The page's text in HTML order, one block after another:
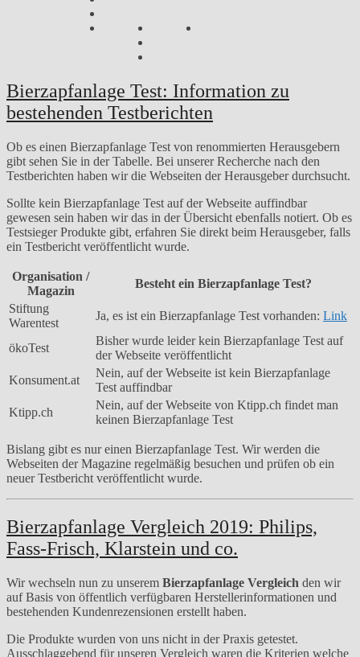
Bierzapfanlage Test: Information zu
bestehenden Testberichten
Ob es einen Bierzapfanlage Test von renommierten Herausgebern
gibt sehen Sie in der Tabelle. Bei unserer Recherche nach den
Testberichten haben wir die Webseiten der Herausgeber durchsucht.
Sollte kein Bierzapfanlage Test auf der Webseite auffindbar
gewesen sein haben wir das in der Übersicht ebenfalls notiert. Ob es
Testsieger Produkte gibt, erfahren Sie direkt beim Herausgeber, falls
ein Testbericht veröffentlicht wurde.
Organisation /
Magazin
Besteht ein Bierzapfanlage Test?
Stiftung
Warentest
Ja, es ist ein Bierzapfanlage Test vorhanden: Link
ökoTest
Bisher wurde leider kein Bierzapfanlage Test auf
der Webseite veröffentlicht
Konsument.at
Nein, auf der Webseite ist kein Bierzapfanlage
Test auffindbar
Ktipp.ch
Nein, auf der Webseite von Ktipp.ch findet man
keinen Bierzapfanlage Test
Bislang gibt es nur einen Bierzapfanlage Test. Wir werden die
Webseiten der Magazine regelmäßig besuchen und prüfen ob ein
neuer Testbericht veröffentlicht wurde.
Bierzapfanlage Vergleich 2019: Philips,
Fass-Frisch, Klarstein und co.
Wir wechseln nun zu unserem Bierzapfanlage Vergleich den wir
auf Basis von öffentlich verfügbaren Herstellerinformationen und
bestehenden Kundenrezensionen erstellt haben.
Die Produkte wurden von uns nicht in der Praxis getestet.
Ausschlaggebend für unseren Vergleich waren die Kriterien welche